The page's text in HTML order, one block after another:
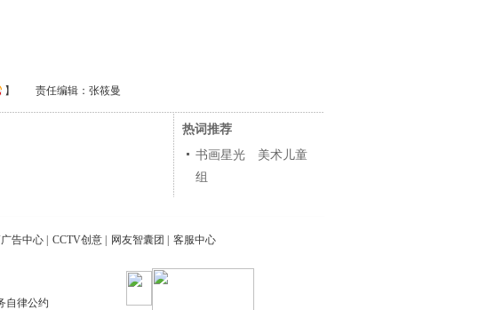
】 责任编辑：张筱曼
热词推荐
书画星光 美术儿童
组
告中心 CCTV创意 网友智囊团 客服中心
自律公约